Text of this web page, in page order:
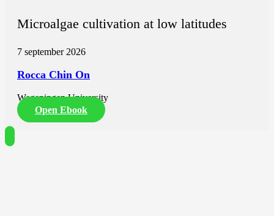
Microalgae cultivation at low latitudes
7 september 2026
Rocca Chin On
Wageningen University
Open Ebook